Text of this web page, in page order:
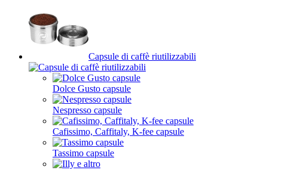
Capsule di caffè riutilizzabili
Dolce Gusto capsule
Nespresso capsule
Cafissimo, Caffitaly, K-fee capsule
Tassimo capsule